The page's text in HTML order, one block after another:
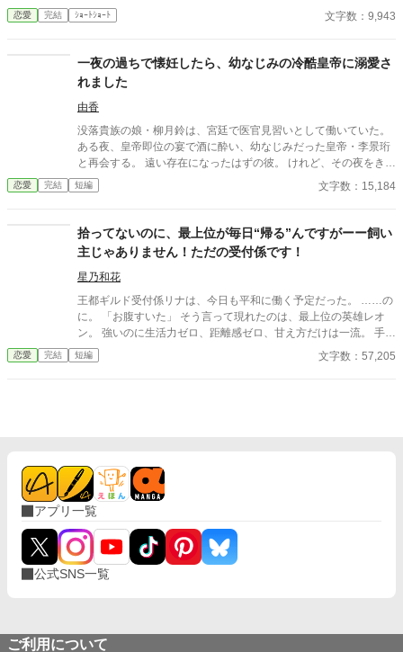
そんなのお口に入らないよぉ～♡」 そんな関係のあたしたち。 で
もある日トイレであたしはアレが来そうなのになかなか来ないの
お腹が出て来てる!?」 お姉ちゃんの秘密の悩みです。
恋愛 完結 ｼｮｰﾄｼｮｰﾄ 文字数：9,943
一夜の過ちで懐妊したら、幼なじみの冷酷皇帝に溺愛さ
れました
由香
没落貴族の娘・柳月鈴は、宮廷で医官見習いとして働いていた。
ある夜、皇帝即位の宴で酒に酔い、幼なじみだった皇帝・李景珩
と再会する。 遠い存在になったはずの彼。 けれど、その夜をきっ
かけに月鈴の運命は大きく動き出す。 冷酷と恐れられる皇帝が、
なぜか彼女だけには甘すぎて――。
恋愛 完結 短編 文字数：15,184
拾ってないのに、最上位が毎日“帰る”んですがーー飼い
主じゃありません！ただの受付係です！
星乃和花
王都ギルド受付係リナは、今日も平和に働く予定だった。 ……の
に。 「お腹すいた」 そう言って現れたのは、最上位の英雄レオ
ン。 強いのに生活力ゼロ、距離感ゼロ、甘え方だけは一流。 手当
てすれば「危ない」と囲い込み、 看病すれば抱きしめて離さず、
ついには―― 「君が、俺の帰る場所」 拾ってない。飼ってない。
恋愛 完結 短編 文字数：57,205
アプリ一覧
公式SNS一覧
ご利用について